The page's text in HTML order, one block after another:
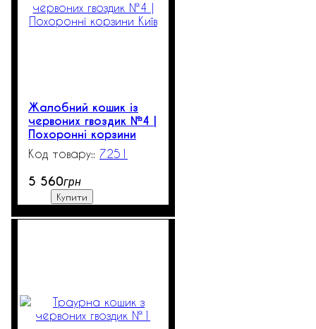
Жалобний кошик із
червоних гвоздик №4 |
Похоронні корзини
Київ
7251
5 560грн
Купити